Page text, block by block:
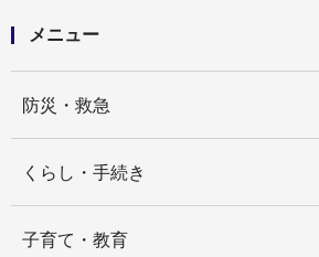
メニュー
防災・救急
くらし・手続き
子育て・教育